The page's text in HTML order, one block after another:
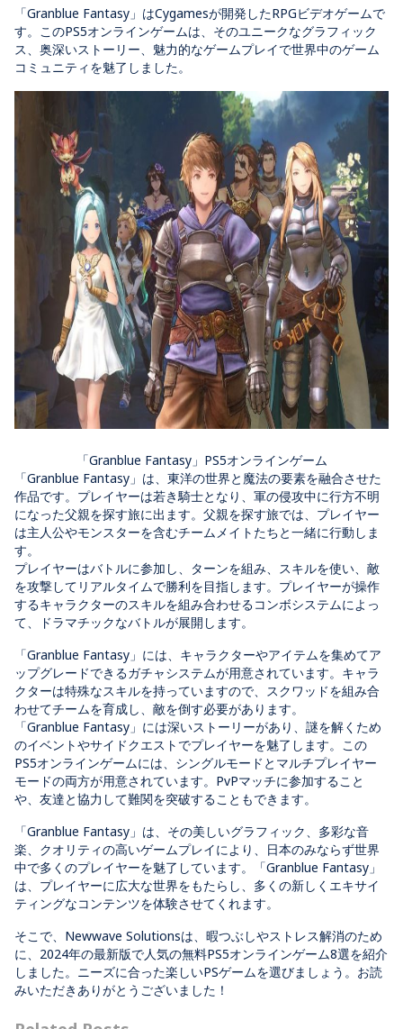
「Granblue Fantasy」はCygamesが開発したRPGビデオゲームで
す。このPS5オンラインゲームは、そのユニークなグラフィック
ス、奥深いストーリー、魅力的なゲームプレイで世界中のゲーム
コミュニティを魅了しました。
「Granblue Fantasy」PS5オンラインゲーム
「Granblue Fantasy」は、東洋の世界と魔法の要素を融合させた
作品です。プレイヤーは若き騎士となり、軍の侵攻中に行方不明
になった父親を探す旅に出ます。父親を探す旅では、プレイヤー
は主人公やモンスターを含むチームメイトたちと一緒に行動しま
す。
プレイヤーはバトルに参加し、ターンを組み、スキルを使い、敵
を攻撃してリアルタイムで勝利を目指します。プレイヤーが操作
するキャラクターのスキルを組み合わせるコンボシステムによっ
て、ドラマチックなバトルが展開します。
「Granblue Fantasy」には、キャラクターやアイテムを集めてア
ップグレードできるガチャシステムが用意されています。キャラ
クターは特殊なスキルを持っていますので、スクワッドを組み合
わせてチームを育成し、敵を倒す必要があります。
「Granblue Fantasy」には深いストーリーがあり、謎を解くため
のイベントやサイドクエストでプレイヤーを魅了します。この
PS5オンラインゲームには、シングルモードとマルチプレイヤー
モードの両方が用意されています。PvPマッチに参加すること
や、友達と協力して難関を突破することもできます。
「Granblue Fantasy」は、その美しいグラフィック、多彩な音
楽、クオリティの高いゲームプレイにより、日本のみならず世界
中で多くのプレイヤーを魅了しています。「Granblue Fantasy」
は、プレイヤーに広大な世界をもたらし、多くの新しくエキサイ
ティングなコンテンツを体験させてくれます。
そこで、Newwave Solutionsは、暇つぶしやストレス解消のため
に、2024年の最新版で人気の無料PS5オンラインゲーム8選を紹介
しました。ニーズに合った楽しいPSゲームを選びましょう。お読
みいただきありがとうございました！